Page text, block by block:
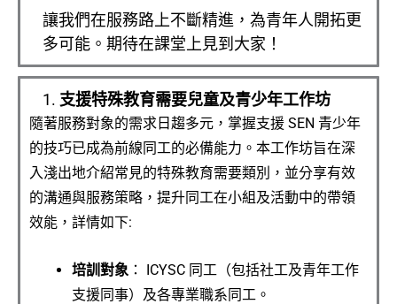
讓我們在服務路上不斷精進，為青年人開拓更
多可能。期待在課堂上見到大家！
1. 支援特殊教育需要兒童及青少年工作坊
隨著服務對象的需求日趨多元，掌握支援 SEN 青少年
的技巧已成為前線同工的必備能力。本工作坊旨在深
入淺出地介紹常見的特殊教育需要類別，並分享有效
的溝通與服務策略，提升同工在小組及活動中的帶領
效能 ，詳情如下:
培訓對象 ： ICYSC 同工（包括社工及青年工作
支援同事）及各專業職系同工。